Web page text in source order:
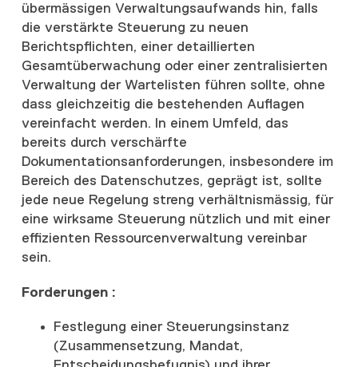
übermässigen Verwaltungsaufwands hin, falls
die verstärkte Steuerung zu neuen
Berichtspflichten, einer detaillierten
Gesamtüberwachung oder einer zentralisierten
Verwaltung der Wartelisten führen sollte, ohne
dass gleichzeitig die bestehenden Auflagen
vereinfacht werden. In einem Umfeld, das
bereits durch verschärfte
Dokumentationsanforderungen, insbesondere im
Bereich des Datenschutzes, geprägt ist, sollte
jede neue Regelung streng verhältnismässig, für
eine wirksame Steuerung nützlich und mit einer
effizienten Ressourcenverwaltung vereinbar
sein.
Forderungen:
Festlegung einer Steuerungsinstanz
(Zusammensetzung, Mandat,